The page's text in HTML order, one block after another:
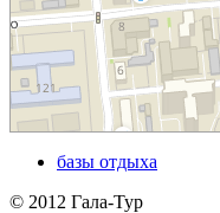
базы отдыха
© 2012 Гала-Тур